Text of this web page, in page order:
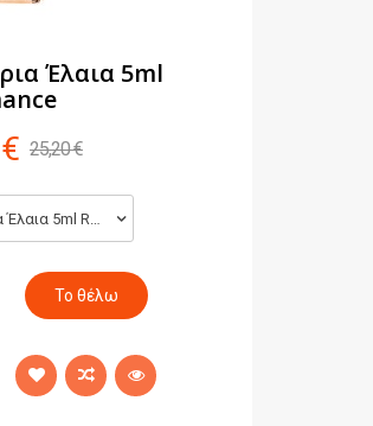
Έλαια 5ml
25,20 €
Kit Σετ 4 Αιθέρια Έλαια 5ml Romance (20,15 €)